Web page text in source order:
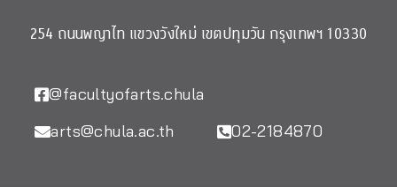
254 ถนนพญาไท แขวงวังใหม่ เขตปทุมวัน กรุงเทพฯ 10330
@facultyofarts.chula
arts@chula.ac.th
02-2184870